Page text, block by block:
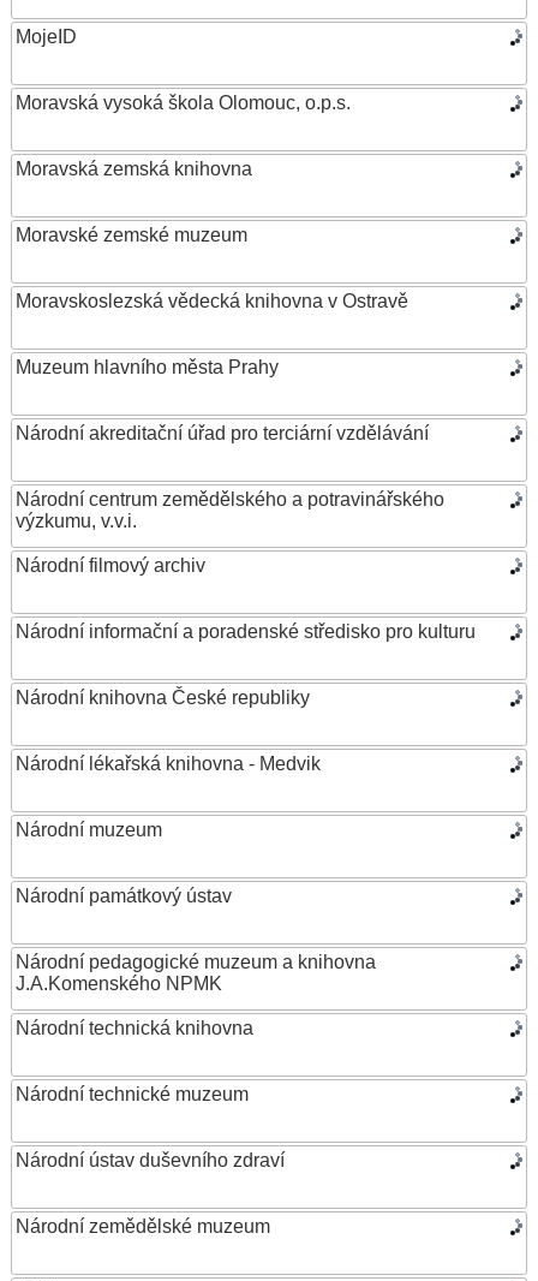
MojeID
Moravská vysoká škola Olomouc, o.p.s.
Moravská zemská knihovna
Moravské zemské muzeum
Moravskoslezská vědecká knihovna v Ostravě
Muzeum hlavního města Prahy
Národní akreditační úřad pro terciární vzdělávání
Národní centrum zemědělského a potravinářského
výzkumu, v.v.i.
Národní filmový archiv
Národní informační a poradenské středisko pro kulturu
Národní knihovna České republiky
Národní lékařská knihovna - Medvik
Národní muzeum
Národní památkový ústav
Národní pedagogické muzeum a knihovna
J.A.Komenského NPMK
Národní technická knihovna
Národní technické muzeum
Národní ústav duševního zdraví
Národní zemědělské muzeum